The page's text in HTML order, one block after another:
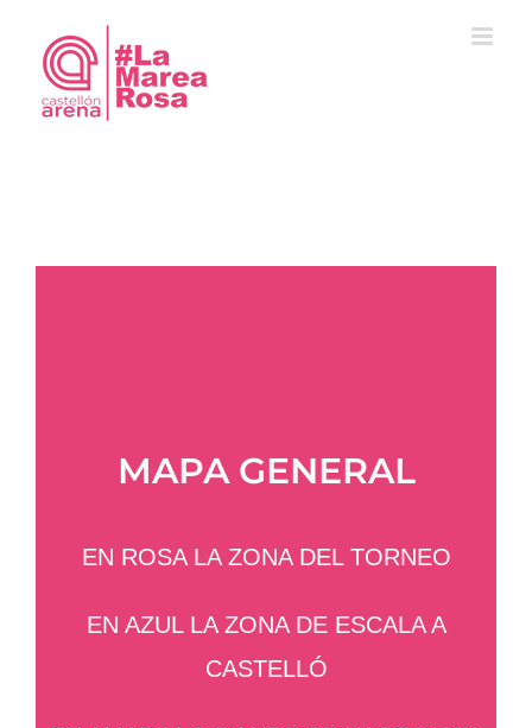
contenido
MAPA GENERAL
EN ROSA LA ZONA DEL TORNEO
EN AZUL LA ZONA DE ESCALA A
CASTELLÓ